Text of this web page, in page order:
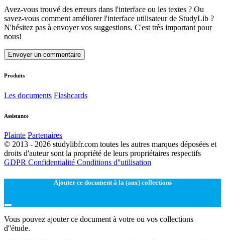
Avez-vous trouvé des erreurs dans l'interface ou les textes ? Ou
savez-vous comment améliorer l'interface utilisateur de StudyLib ?
N'hésitez pas à envoyer vos suggestions. C'est très important pour
nous!
Envoyer un commentaire
Produits
Les documents Flashcards
Assistance
Plainte Partenaires
© 2013 - 2026 studylibfr.com toutes les autres marques déposées et
droits d'auteur sont la propriété de leurs propriétaires respectifs
GDPR Confidentialité Conditions d''utilisation
Ajouter ce document à la (aux) collections
Vous pouvez ajouter ce document à votre ou vos collections
d''étude.